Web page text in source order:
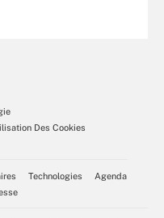
Des Cookies
Technologies
Agenda